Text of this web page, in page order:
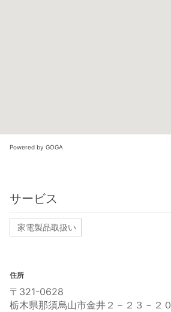
Powered by GOGA
サービス
家電製品取扱い
住所
〒321-0628
栃木県那須烏山市金井２－２３－２０